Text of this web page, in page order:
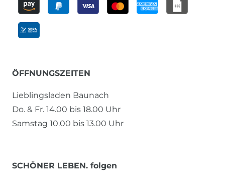
ÖFFNUNGSZEITEN
Lieblingsladen Baunach
Do. & Fr. 14.00 bis 18.00 Uhr
Samstag 10.00 bis 13.00 Uhr
SCHÖNER LEBEN. folgen